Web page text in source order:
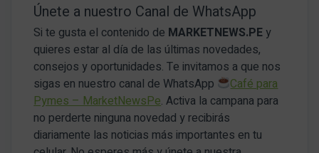
Únete a nuestro Canal de WhatsApp
Si te gusta el contenido de MARKETNEWS.PE y
quieres estar al día de las últimas novedades,
consejos y oportunidades. Te invitamos a que nos
sigas en nuestro canal de WhatsApp
Café para
Pymes – MarketNewsPe. Activa la campana para
no perderte ninguna novedad y recibirás
diariamente las noticias más importantes en tu